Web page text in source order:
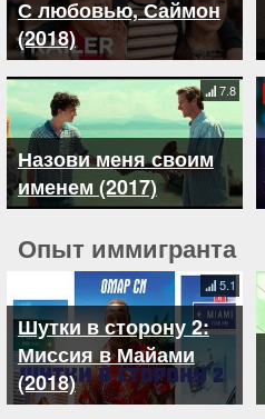
С любовью, Саймон
(2018)
Назови меня своим
именем (2017)
7.8
Опыт иммигранта
Шутки в сторону 2:
Миссия в Майами
(2018)
5.1